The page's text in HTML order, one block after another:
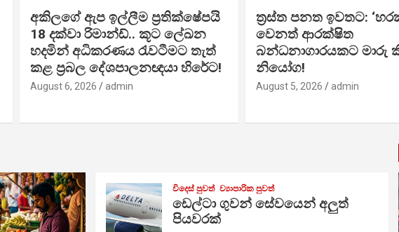
අකිලගේ ඇප ඉල්ලීම ප්‍රතික්ෂේපයි
18 දක්වා රිමාන්ඩ්.. කූට ලේඛන
හදමින් අධිකරණය රැවටීමට තැත්
කළ ප්‍රබල දේශපාලනඥයා හිරේට!
August 6, 2026 admin
ත්‍රස්ත පනත ඉවතට:
වෙනත් ආරක්ෂිත
බන්ධනාගාරයකට මාරු
නියෝග!
August 5, 2026 admin
විදෙස් පුවත් ව්‍යාපාරික පුවත්
ඩෙල්ටා ගුවන් සේවයෙන් අලුත්
පියවරක්